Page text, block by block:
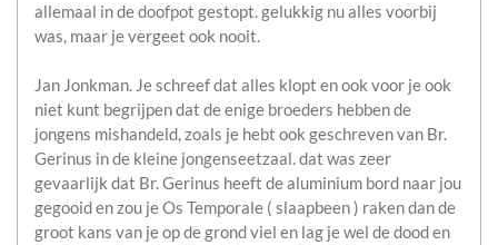
allemaal in de doofpot gestopt. gelukkig nu alles voorbij
was, maar je vergeet ook nooit.
Jan Jonkman. Je schreef dat alles klopt en ook voor je ook
niet kunt begrijpen dat de enige broeders hebben de
jongens mishandeld, zoals je hebt ook geschreven van Br.
Gerinus in de kleine jongenseetzaal. dat was zeer
gevaarlijk dat Br. Gerinus heeft de aluminium bord naar jou
gegooid en zou je Os Temporale ( slaapbeen ) raken dan de
groot kans van je op de grond viel en lag je wel de dood en